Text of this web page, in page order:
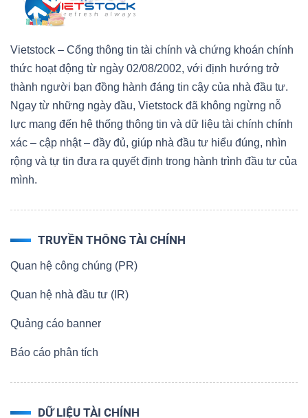
Vietstock – Cổng thông tin tài chính và chứng khoán chính
thức hoạt động từ ngày 02/08/2002, với định hướng trở
thành người bạn đồng hành đáng tin cậy của nhà đầu tư.
Ngay từ những ngày đầu, Vietstock đã không ngừng nỗ
lực mang đến hệ thống thông tin và dữ liệu tài chính chính
xác – cập nhật – đầy đủ, giúp nhà đầu tư hiểu đúng, nhìn
rộng và tự tin đưa ra quyết định trong hành trình đầu tư của
mình.
TRUYỀN THÔNG TÀI CHÍNH
Quan hệ công chúng (PR)
Quan hệ nhà đầu tư (IR)
Quảng cáo banner
Báo cáo phân tích
DỮ LIỆU TÀI CHÍNH